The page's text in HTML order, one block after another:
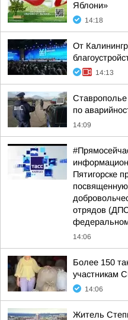
Яблони»
14:18
От
14:13
Ставрополье
по
14:09
Пятигорске
отрядов
федеральном
14:06
Более 150
участникам
14:06
Житель